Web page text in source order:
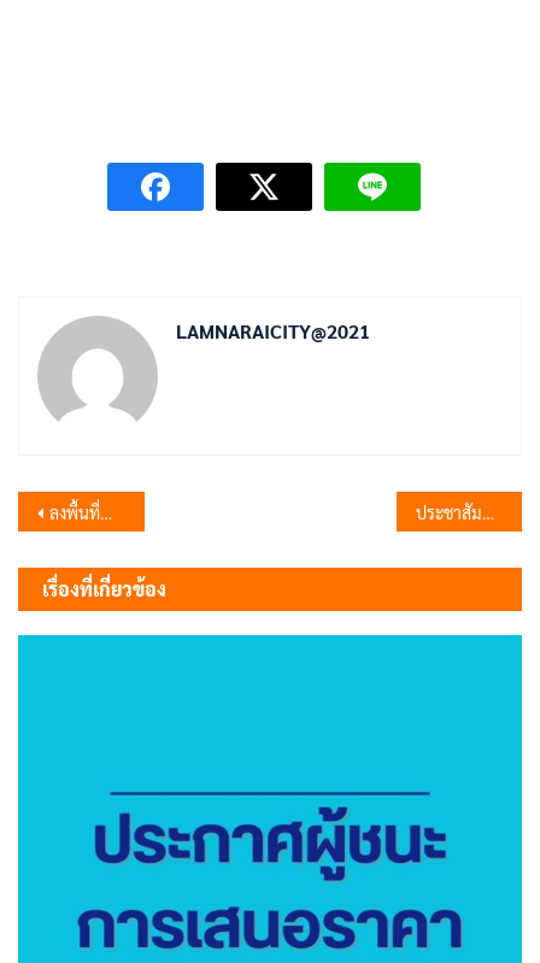
LAMNARAICITY@2021
แนะแนว
เรื่อง
ลงพื้นที่ดำเนินการนำถังน้ำไปวางตามจุดต่าง ๆ เพื่อใช้ในการรดน้ำต้นไม้ บริเวณสนามกีฬาการรถไฟฯ 44 ไร่ ประชาสัมพันธ์การประชุมสภาเทศบาลตำบลลำนารายณ์ สมัยสามัญ สมัยแรก ประจำปี พ.ศ. 2569
เรื่องที่เกี่ยวข้อง